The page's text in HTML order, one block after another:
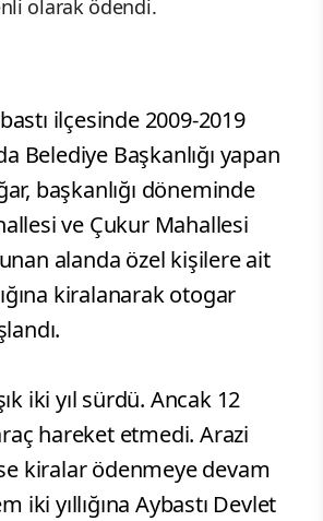
olarak ödendi.
ilçesinde 2009-2019
Belediye Başkanlığı yapan
başkanlığı döneminde
ve Çukur Mahallesi
alanda özel kişilere ait
kiralanarak otogar
iki yıl sürdü. Ancak 12
hareket etmedi. Arazi
kiralar ödenmeye devam
iki yıllığına Aybastı Devlet